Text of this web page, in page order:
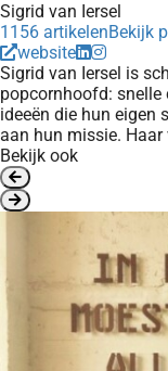
Sigrid van Iersel
1156 artikelenBekijk
website
Sigrid van Iersel is
popcornhoofd: snelle
ideeën die hun eigen
aan hun missie.
Bekijk ook